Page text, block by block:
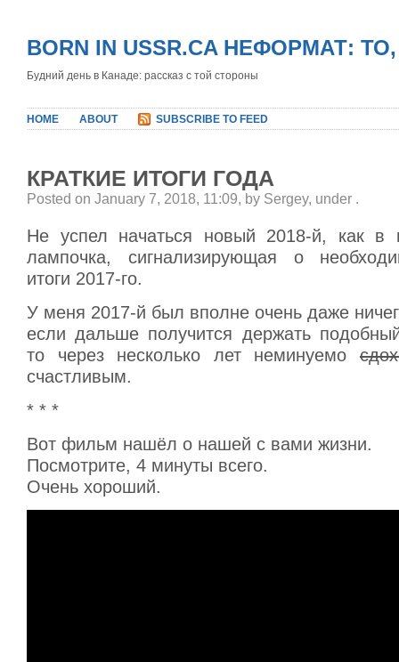
BORN IN USSR.CA НЕФОРМАТ:
Будний день в Канаде: рассказ с той стороны
HOME ABOUT SUBSCRIBE TO FEED
КРАТКИЕ ИТОГИ ГОДА
Posted on January 7, 2018, 11:09, by Sergey, under .
Не успел начаться новый 2018-й, как в
лампочка, сигнализирующая о
итоги 2017-го.
У меня 2017-й был вполне очень даже
если дальше получится держать
то через несколько лет неминуемо
счастливым.
* * *
Вот фильм нашёл о нашей с вами жизни.
Посмотрите, 4 минуты всего.
Очень хороший.